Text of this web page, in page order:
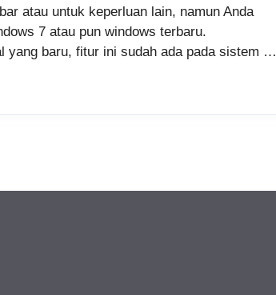
atau untuk keperluan lain, namun Anda
7 atau pun windows terbaru.
yang baru, fitur ini sudah ada pada sistem …